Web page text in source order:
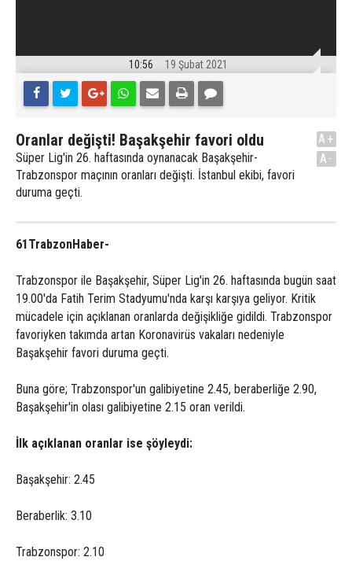
10:56 19 Şubat 2021
Oranlar değişti! Başakşehir favori oldu
Süper Lig'in 26. haftasında oynanacak Başakşehir-
Trabzonspor maçının oranları değişti. İstanbul ekibi, favori
duruma geçti.
A+
A-
61TrabzonHaber-
Trabzonspor ile Başakşehir, Süper Lig'in 26. haftasında bugün saat
19.00'da Fatih Terim Stadyumu'nda karşı karşıya geliyor. Kritik
mücadele için açıklanan oranlarda değişikliğe gidildi. Trabzonspor
favoriyken takımda artan Koronavirüs vakaları nedeniyle
Başakşehir favori duruma geçti.
Buna göre; Trabzonspor'un galibiyetine 2.45, beraberliğe 2.90,
Başakşehir'in olası galibiyetine 2.15 oran verildi.
İlk açıklanan oranlar ise şöyleydi:
Başakşehir: 2.45
Beraberlik: 3.10
Trabzonspor: 2.10